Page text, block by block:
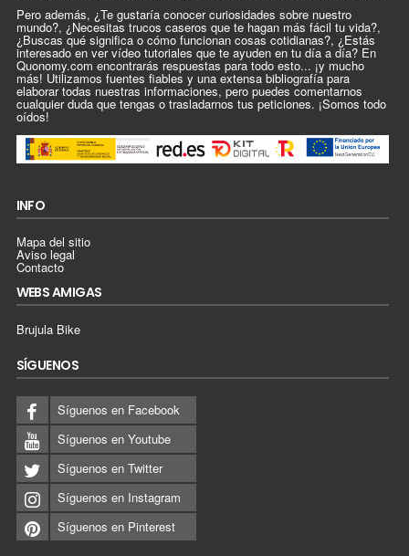
Pero además, ¿Te gustaría conocer curiosidades sobre nuestro
mundo?, ¿Necesitas trucos caseros que te hagan más fácil tu vida?,
¿Buscas qué significa o cómo funcionan cosas cotidianas?, ¿Estás
interesado en ver vídeo tutoriales que te ayuden en tu día a día? En
Quonomy.com encontrarás respuestas para todo esto... ¡y mucho
más! Utilizamos fuentes fiables y una extensa bibliografía para
elaborar todas nuestras informaciones, pero puedes comentarnos
cualquier duda que tengas o trasladarnos tus peticiones. ¡Somos todo
oídos!
INFO
Mapa del sitio
Aviso legal
Contacto
WEBS AMIGAS
Brujula Bike
SÍGUENOS
Síguenos en Facebook
Síguenos en Youtube
Síguenos en Twitter
Síguenos en Instagram
Síguenos en Pinterest